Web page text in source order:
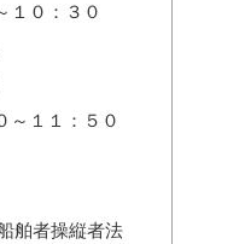
１０：３０
１１：５０
舶者操縦者法